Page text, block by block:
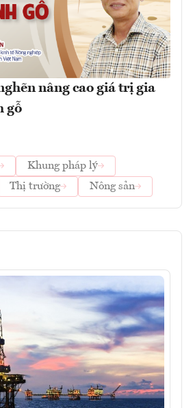
nâng cao giá trị gia
gỗ
Khung pháp lý
Thị trường Nông sản